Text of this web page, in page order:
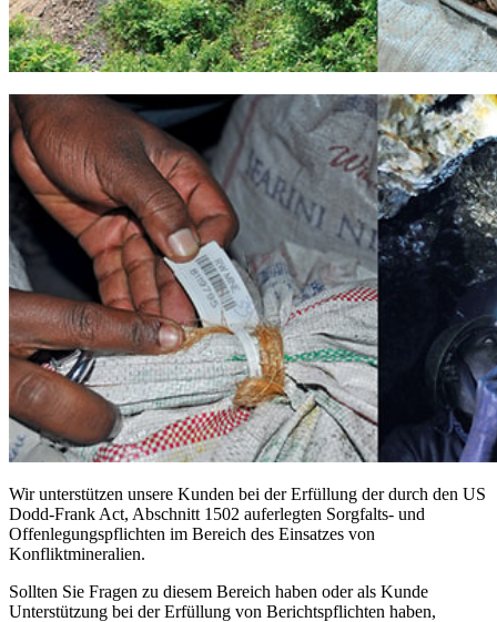
Wir unterstützen unsere Kunden bei der Erfüllung der durch den US
Dodd-Frank Act, Abschnitt 1502 auferlegten Sorgfalts- und
Offenlegungspflichten im Bereich des Einsatzes von
Konfliktmineralien.
Sollten Sie Fragen zu diesem Bereich haben oder als Kunde
Unterstützung bei der Erfüllung von Berichtspflichten haben,